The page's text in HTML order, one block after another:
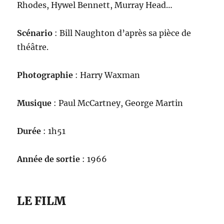
Rhodes, Hywel Bennett, Murray Head…
Scénario : Bill Naughton d’après sa pièce de
théâtre.
Photographie : Harry Waxman
Musique : Paul McCartney, George Martin
Durée : 1h51
Année de sortie : 1966
LE FILM